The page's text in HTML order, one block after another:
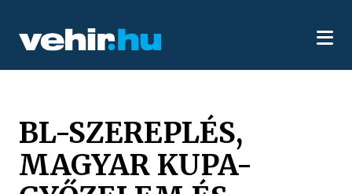
BL-SZEREPLÉS,
MAGYAR KUPA-